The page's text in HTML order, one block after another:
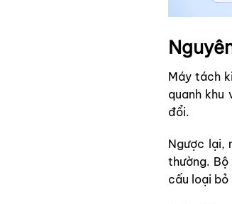
Máy tách
quanh khu
đổi.
Ngược lại,
thường.
cấu loại bỏ